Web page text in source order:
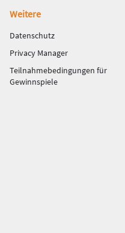
Weitere
Datenschutz
Privacy Manager
Teilnahmebedingungen für
Gewinnspiele